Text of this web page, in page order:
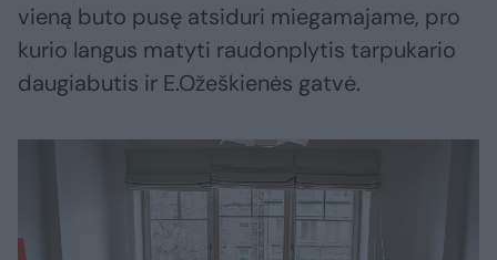
vieną buto pusę atsiduri miegamajame, pro
kurio langus matyti raudonplytis tarpukario
daugiabutis ir E.Ožeškienės gatvė.